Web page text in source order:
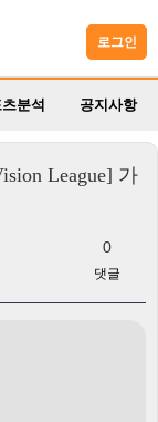
로그인
분석 공지사항
League] 가
0
댓글